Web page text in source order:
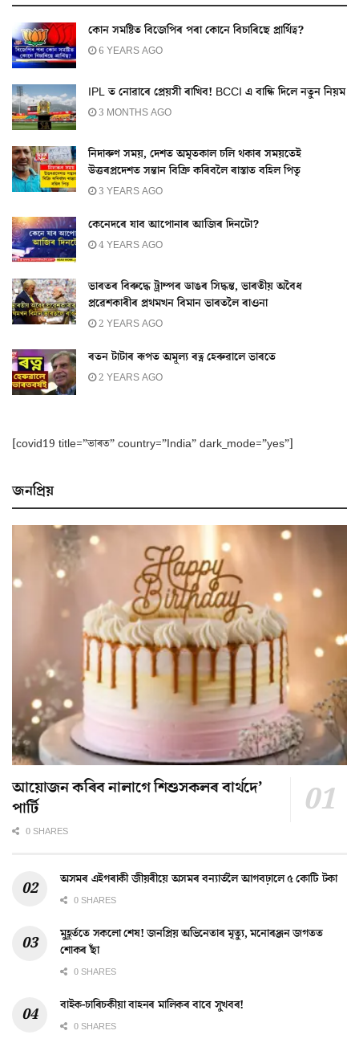
কোন সমষ্টিত বিজেপিৰ পৰা কোনে বিচাৰিছে প্ৰাৰ্থিত্ব?
6 YEARS AGO
IPL ত নোৱাৰে প্ৰেয়সী ৰাখিব! BCCI এ বান্ধি দিলে নতুন নিয়ম
3 MONTHS AGO
নিদাৰুণ সময়, দেশত অমৃতকাল চলি থকাৰ সময়তেই
উত্তৰপ্ৰদেশত সন্তান বিক্ৰি কৰিবলৈ ৰাস্তাত বহিল পিতৃ
3 YEARS AGO
কেনেদৰে যাব আপোনাৰ আজিৰ দিনটো?
4 YEARS AGO
ভাৰতৰ বিৰুদ্ধে ট্ৰাম্পৰ ডাঙৰ সিদ্ধন্ত, ভাৰতীয় অবৈধ
প্ৰৱেশকাৰীৰ প্ৰথমখন বিমান ভাৰতলৈ ৰাওনা
2 YEARS AGO
ৰতন টাটাৰ ৰূপত অমূল্য ৰত্ন হেৰুৱালে ভাৰতে
2 YEARS AGO
[covid19 title=”ভাৰত” country=”India” dark_mode=”yes”]
জনপ্ৰিয়
আয়োজন কৰিব নালাগে শিশুসকলৰ বাৰ্থদে’
পাৰ্টি
0 SHARES
অসমৰ এইগৰাকী জীয়ৰীয়ে অসমৰ বন্যাৰ্তলৈ আগবঢ়ালে ৫ কোটি টকা
0 SHARES
মুহূৰ্ততে সকলো শেষ! জনপ্ৰিয় অভিনেতাৰ মৃত্যু, মনোৰঞ্জন জগতত
শোকৰ ছাঁ
0 SHARES
বাইক-চাৰিচকীয়া বাহনৰ মালিকৰ বাবে সুখবৰ!
0 SHARES